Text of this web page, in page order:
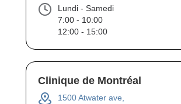
Lundi - Samedi
7:00 - 10:00
12:00 - 15:00
Clinique de Montréal
1500 Atwater ave,